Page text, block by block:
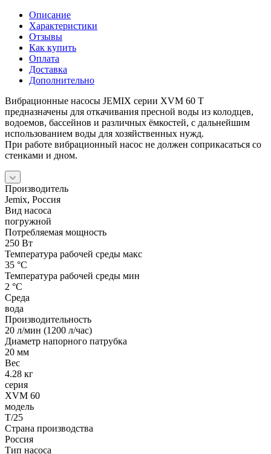
Описание
Характеристики
Отзывы
Как купить
Оплата
Доставка
Дополнительно
Вибрационные насосы JEMIX серии XVM 60 T
предназначены для откачивания пресной воды из колодцев,
водоемов, бассейнов и различных ёмкостей, с дальнейшим
использованием воды для хозяйственных нужд.
При работе вибрационный насос не должен соприкасаться со
стенками и дном.
Производитель
Jemix, Россия
Вид насоса
погружной
Потребляемая мощность
250 Вт
Температура рабочей среды макс
35 °С
Температура рабочей среды мин
2 °С
Среда
вода
Производительность
20 л/мин (1200 л/час)
Диаметр напорного патрубка
20 мм
Вес
4.28 кг
серия
XVM 60
модель
T/25
Страна производства
Россия
Тип насоса